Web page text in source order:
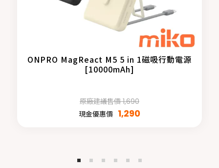
ONPRO MagReact M5 5 in 1磁吸行動電源
[10000mAh]
原廠建議售價 1,690
現金優惠價 1,290